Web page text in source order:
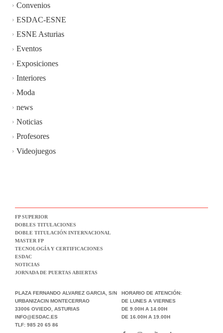
Convenios
ESDAC-ESNE
ESNE Asturias
Eventos
Exposiciones
Interiores
Moda
news
Noticias
Profesores
Videojuegos
FP SUPERIOR
DOBLES TITULACIONES
DOBLE TITULACIÓN INTERNACIONAL
MASTER FP
TECNOLOGÍA Y CERTIFICACIONES
ESDAC
NOTICIAS
JORNADA DE PUERTAS ABIERTAS
PLAZA FERNANDO ALVAREZ GARCIA, S/N
URBANIZACIN MONTECERRAO
33006 OVIEDO, ASTURIAS
INFO@ESDAC.ES
TLF: 985 20 65 86
HORARIO DE ATENCIÓN:
DE LUNES A VIERNES
DE 9.00H A 14.00H
DE 16.00H A 19.00H